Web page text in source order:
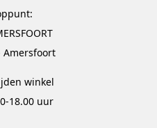
Amersfoort
winkel
18.00 uur